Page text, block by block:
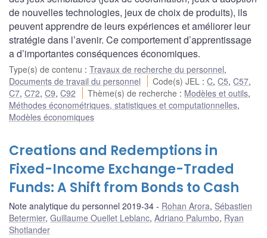
de nouvelles technologies, jeux de choix de produits), ils
peuvent apprendre de leurs expériences et améliorer leur
stratégie dans l’avenir. Ce comportement d’apprentissage
a d’importantes conséquences économiques.
Type(s) de contenu : Travaux de recherche du personnel,
Documents de travail du personnel
Code(s) JEL :C,C5,C57,
C7, C72, C9, C92 Thème(s) de recherche : Modèles et outils,
Méthodes économétriques, statistiques et computationnelles,
Modèles économiques
Creations and Redemptions in
Fixed-Income Exchange-Traded
Funds: A Shift from Bonds to Cash
Note analytique du personnel 2019-34 Rohan Arora, Sébastien
Betermier, Guillaume Ouellet Leblanc, Adriano Palumbo, Ryan
Shotlander